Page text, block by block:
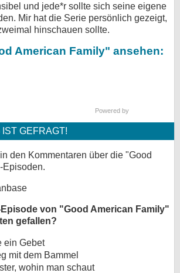
und jede*r sollte sich seine eigene
Mir hat die Serie persönlich gezeigt,
hinschauen sollte.
American Family" ansehen:
Powered by
GEFRAGT!
den Kommentaren über die "Good
Episoden.
von "Good American Family"
gefallen?
ein Gebet
mit dem Bammel
wohin man schaut